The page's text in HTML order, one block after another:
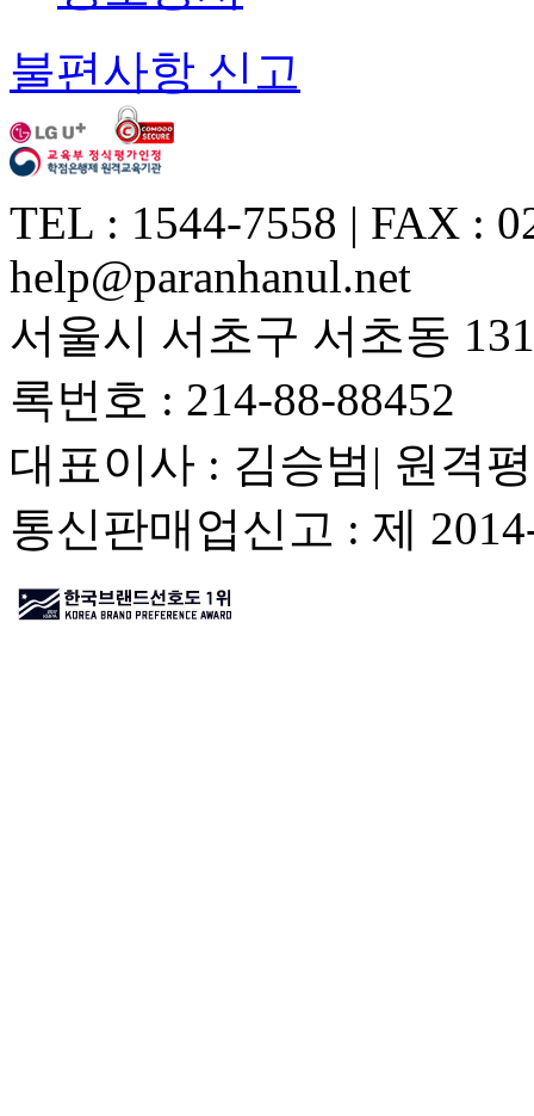
불편사항 신고
TEL : 1544-7558 | FAX :
help@paranhanul.net
서울시 서초구 서초동
록번호 : 214-88-88452
대표이사 : 김승범| 원격
통신판매업신고 : 제